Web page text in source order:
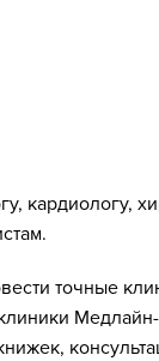
кардиологу,
точные